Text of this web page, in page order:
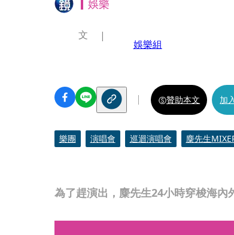
娛樂
為了趕演出，麋先生24小時穿梭海內
文
娛樂組
贊助本文 加
樂團 演唱會 巡迴演唱會 麋先生